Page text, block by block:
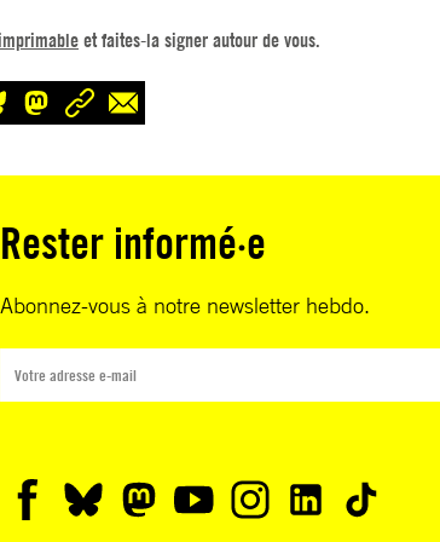
2018, Amnesty International a recensé une
et de menaces en Équateur contre les
Escobar, toutes membres du collectif des
font partie des victimes de cette série
toutes porté plainte, le bureau de la
n’a pris aucune mesure pour enquêter
de leur famille en continuant à mener leur
important de défenseures. En tant que
et faites-la signer autour de vous.
Rester informé·e
Abonnez-vous à notre newsletter hebdo.